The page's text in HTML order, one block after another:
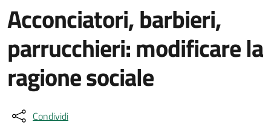
Acconciatori, barbieri,
parrucchieri: modificare la
ragione sociale
Condividi